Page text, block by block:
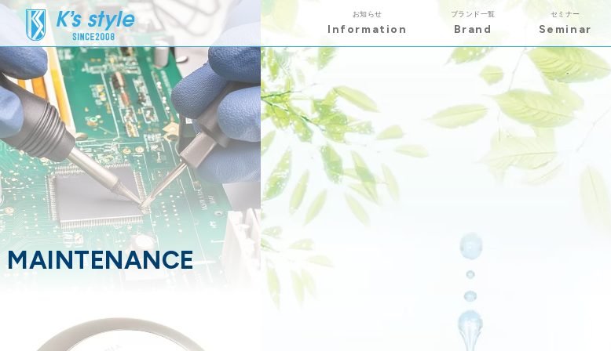
お知らせ
Information
ブランド一覧
Brand
セミナー
Seminar
MAINTENANCE